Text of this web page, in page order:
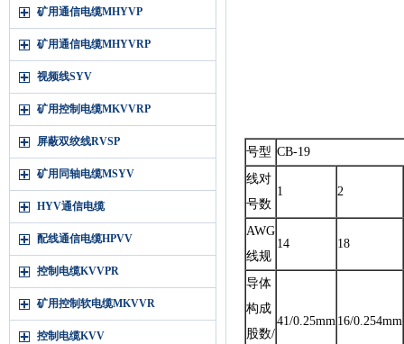
矿用通信电缆MHYVP
矿用通信电缆MHYVRP
视频线SYV
矿用控制电缆MKVVRP
屏蔽双绞线RVSP
矿用同轴电缆MSYV
HYV通信电缆
配线通信电缆HPVV
控制电缆KVVPR
矿用控制软电缆MKVVR
控制电缆KVV
号型 CB-19
线对
号数
1 2
AWG
线规
14 18
导体
构成
股数/
41/0.25mm 16/0.254mm